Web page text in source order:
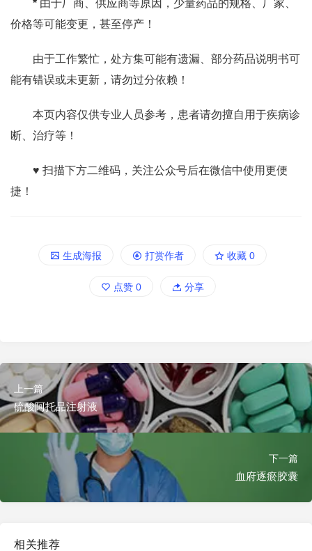
* 由于厂商、供应商等原因，少量药品的规格、厂家、
价格等可能变更，甚至停产！
由于工作繁忙，处方集可能有遗漏、部分药品说明书可
能有错误或未更新，请勿过分依赖！
本页内容仅供专业人员参考，患者请勿擅自用于疾病诊
断、治疗等！
♥ 扫描下方二维码，关注公众号后在微信中使用更便
捷！
生成海报 打赏作者 收藏 0
点赞 0 分享
上一篇
硫酸阿托品注射液
下一篇
血府逐瘀胶囊
相关推荐